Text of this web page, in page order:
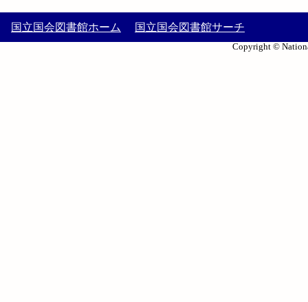
国立国会図書館ホーム 国立国会図書館サーチ
Copyright ©